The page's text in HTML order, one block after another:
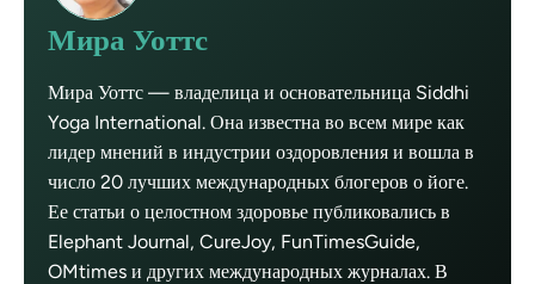
Мира Уоттс
Мира Уоттс — владелица и основательница Siddhi
Yoga International. Она известна во всем мире как
лидер мнений в индустрии оздоровления и вошла в
число 20 лучших международных блогеров о йоге.
Ее статьи о целостном здоровье публиковались в
Elephant Journal, CureJoy, FunTimesGuide,
OMtimes и других международных журналах. В